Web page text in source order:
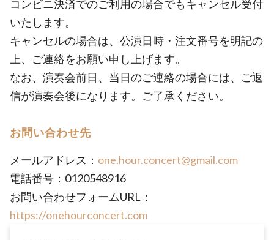
コンビニ決済でのご利用の場合でもキャンセル受付
いたします。
キャンセルの場合は、公演日時・注文番号を明記の
上、ご連絡をお願い申し上げます。
なお、演奏会前日、当日のご連絡の場合には、ご返
信が演奏会後になります。ご了承ください。
お問い合わせ先
メールアドレス： one.hour.concert@gmail.com
電話番号：0120548916
お問い合わせフォームURL：
https://onehourconcert.com